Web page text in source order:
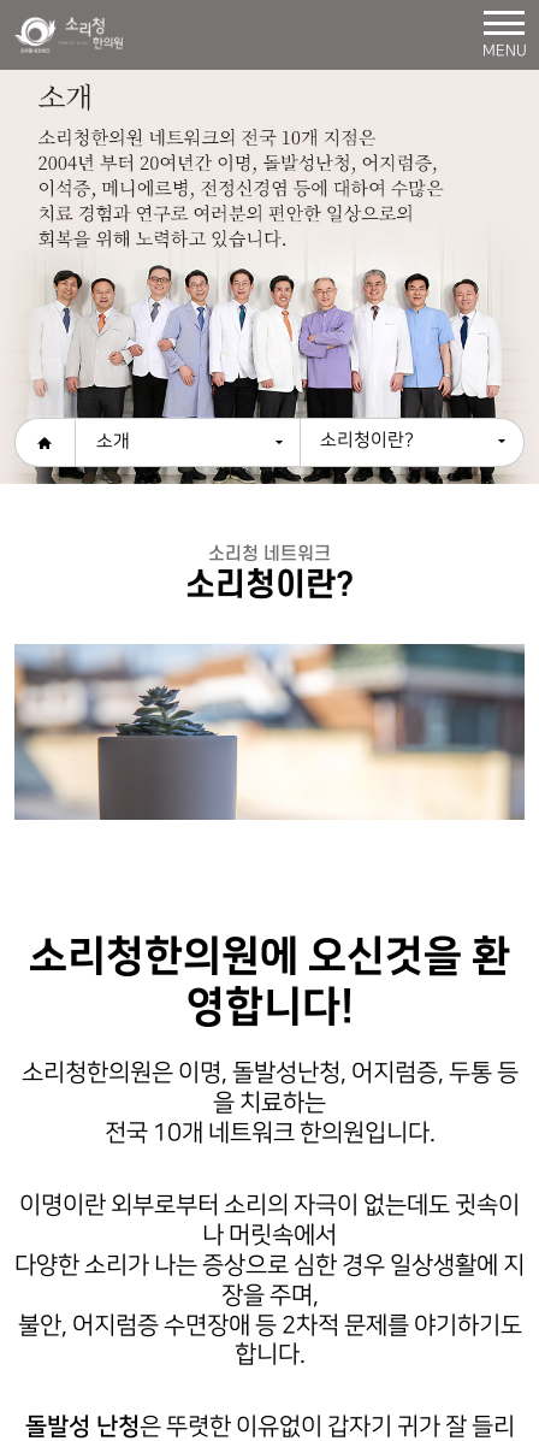
MENU
소개 소리청이란?
소리청 네트워크
소리청이란?
소리청한의원에 오신것을 환
영합니다!
소리청한의원은 이명, 돌발성난청, 어지럼증, 두통 등
을 치료하는
전국 10개 네트워크 한의원입니다.
이명이란 외부로부터 소리의 자극이 없는데도 귓속이
나 머릿속에서
다양한 소리가 나는 증상으로 심한 경우 일상생활에 지
장을 주며,
불안, 어지럼증 수면장애 등 2차적 문제를 야기하기도
합니다.
돌발성 난청은 뚜렷한 이유없이 갑자기 귀가 잘 들리